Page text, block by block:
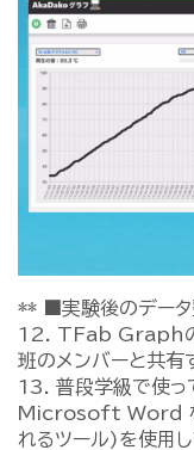
** ■実験後のデー
12. TFab Graphの
班のメンバーと共有
13. 普段学級で使っ
Microsoft Word な
れるツール)を使用